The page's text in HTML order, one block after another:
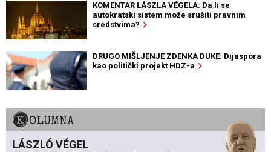
KOMENTAR LÁSZLA VÉGELA: Da li se
autokratski sistem može srušiti pravnim
sredstvima?
DRUGO MIŠLJENJE ZDENKA DUKE: Dijaspora
kao politički projekt HDZ-a
KOLUMNA
LÁSZLÓ VÉGEL